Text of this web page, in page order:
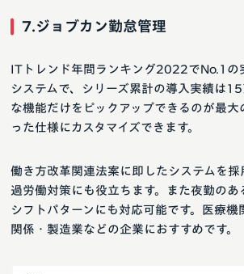
7.ジョブカン勤怠管理
ITトレンド年間ランキング2022でNo.1の
システムで、シリーズ累計の導入実績は
な機能だけをピックアップできるのが最大
った仕様にカスタマイズできます。
働き方改革関連法案に即したシステムを採
過労働対策にも役立ちます。また夜勤のあ
シフトパターンにも対応可能です。医療機
関係・製造業などの企業におすすめです。